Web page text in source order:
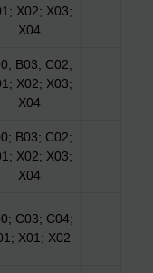
X02; X03;
X04
B03; C02;
X02; X03;
X04
B03; C02;
X02; X03;
X04
C03; C04;
X01; X02